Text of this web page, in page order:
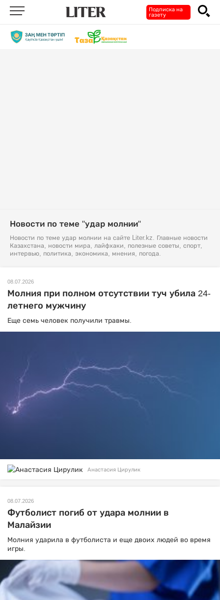
Подписка на
газету
Новости по теме "удар молнии"
Новости по теме удар молнии на сайте Liter.kz. Главные новости
Казахстана, новости мира, лайфхаки, полезные советы, спорт,
интервью, политика, экономика, мнения, погода.
08.07.2026
Молния при полном отсутствии туч убила 24-
летнего мужчину
Еще семь человек получили травмы.
Анастасия Цирулик
08.07.2026
Футболист погиб от удара молнии в
Малайзии
Молния ударила в футболиста и еще двоих людей во время
игры.